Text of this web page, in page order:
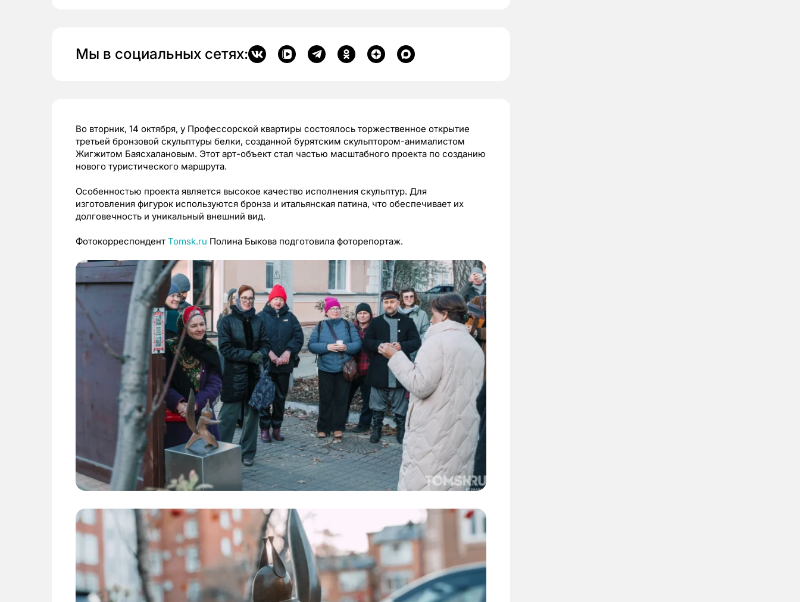
Мы в социальных сетях:
Во вторник, 14 октября, у Профессорской квартиры состоялось торжественное открытие
третьей бронзовой скульптуры белки, созданной бурятским скульптором-анималистом
Жигжитом Баясхалановым. Этот арт-объект стал частью масштабного проекта по созданию
нового туристического маршрута.
Особенностью проекта является высокое качество исполнения скульптур. Для
изготовления фигурок используются бронза и итальянская патина, что обеспечивает их
долговечность и уникальный внешний вид.
Фотокорреспондент Tomsk.ru Полина Быкова подготовила фоторепортаж.